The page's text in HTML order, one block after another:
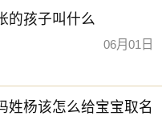
的孩子叫什么
06月01日
姓杨该怎么给宝宝取名